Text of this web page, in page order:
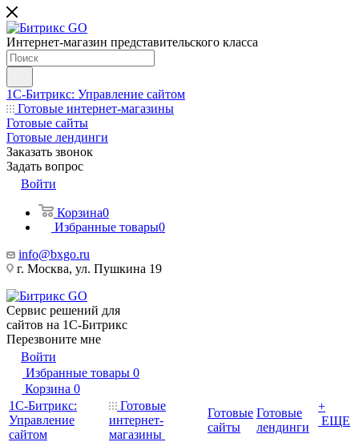
Интернет-магазин представительского класса
1С-Битрикс: Управление сайтом
Готовые интернет-магазины
Готовые сайты
Готовые лендинги
Заказать звонок
Задать вопрос
Войти
Корзина0
Избранные товары0
info@bxgo.ru
г. Москва, ул. Пушкина 19
Сервис решений для
сайтов на 1С-Битрикс
Перезвоните мне
Войти
Избранные товары 0
Корзина 0
1С-Битрикс:
Управление
сайтом
Готовые
интернет-
магазины
Готовые
сайты
Готовые
лендинги
+
ЕЩЕ